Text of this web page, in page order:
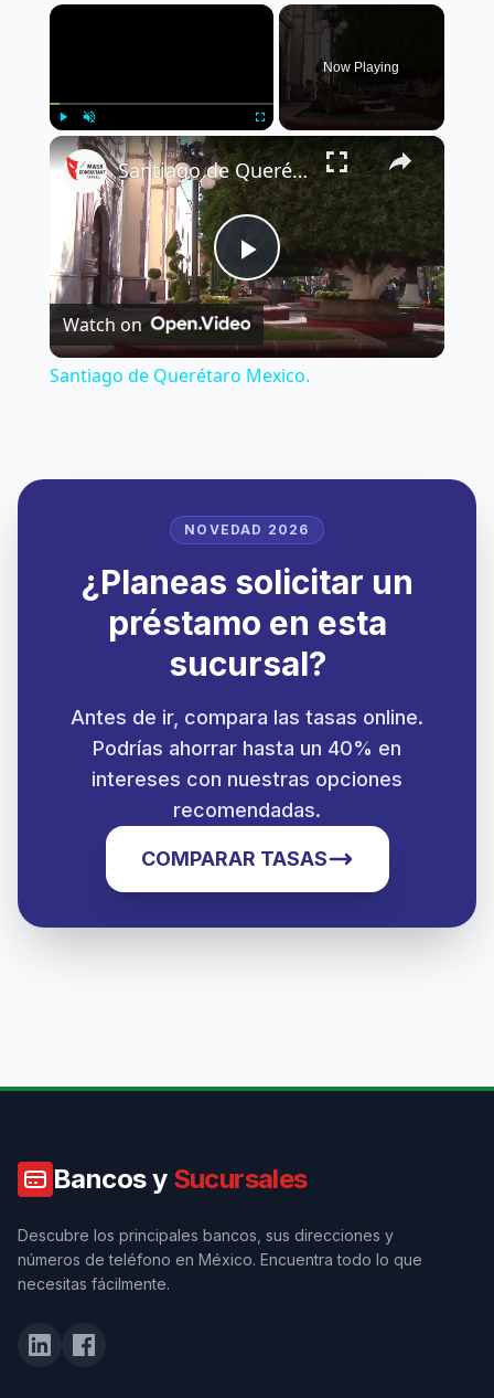
×
Play Unmute
Now Playing
×
Play
Video
Santiago de Querétaro Mexico.
Watch on
Santiago de Querétaro Mexico.
NOVEDAD 2026
¿Planeas solicitar un
préstamo en esta
sucursal?
Antes de ir, compara las tasas online.
Podrías ahorrar hasta un 40% en
intereses con nuestras opciones
recomendadas.
COMPARAR TASAS
Bancos y Sucursales
Descubre los principales bancos, sus direcciones y
números de teléfono en México. Encuentra todo lo que
necesitas fácilmente.